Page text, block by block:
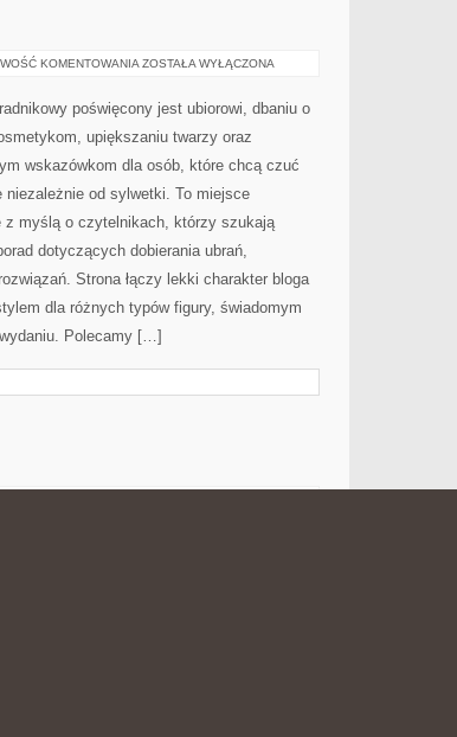
KOMENTOWANIA MODA,
ZOSTAŁA WYŁĄCZONA
poświęcony jest ubiorowi, dbaniu o
upiększaniu twarzy oraz
wskazówkom dla osób, które chcą czuć
niezależnie od sylwetki. To miejsce
z myślą o czytelnikach, którzy szukają
dotyczących dobierania ubrań,
Strona łączy lekki charakter bloga
dla różnych typów figury, świadomym
Polecamy […]